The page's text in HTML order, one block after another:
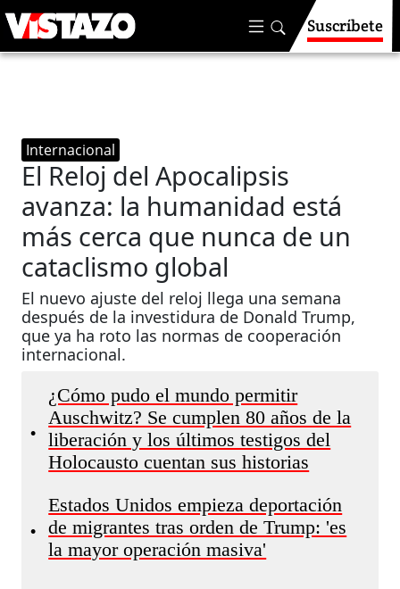
Suscríbete
Internacional
El Reloj del Apocalipsis
avanza: la humanidad está
más cerca que nunca de un
cataclismo global
El nuevo ajuste del reloj llega una semana
después de la investidura de Donald Trump,
que ya ha roto las normas de cooperación
internacional.
•
¿Cómo pudo el mundo permitir
Auschwitz? Se cumplen 80 años de la
liberación y los últimos testigos del
Holocausto cuentan sus historias
•
Estados Unidos empieza deportación
de migrantes tras orden de Trump: 'es
la mayor operación masiva'